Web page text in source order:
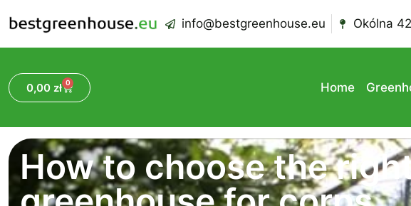
info@bestgreenhouse.eu Okólna
0,00 zł 0 Home
How to choose the